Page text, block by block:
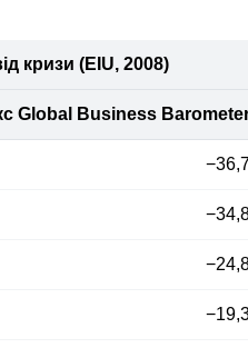
кризи (EІU, 2008)
Global Business